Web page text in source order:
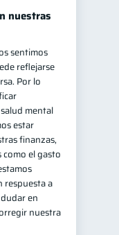
nuestras
sentimos
reflejarse
Por lo
mental
estar
finanzas,
el gasto
respuesta a
en
nuestra